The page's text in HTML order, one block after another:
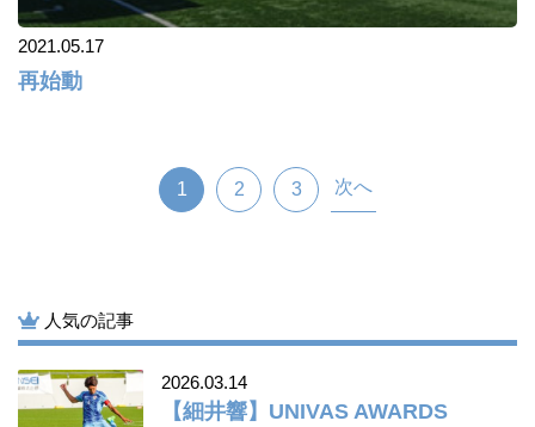
2021.05.17
再始動
1 2 3 次へ
人気の記事
2026.03.14
【細井響】UNIVAS AWARDS